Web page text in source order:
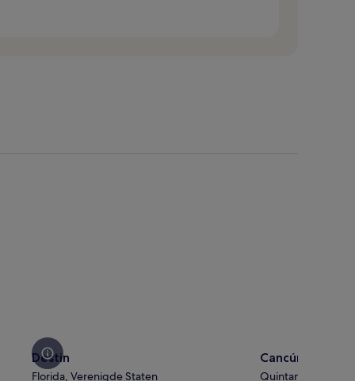
Destin
Florida, Verenigde Staten
Cancún
Quintana Roo,